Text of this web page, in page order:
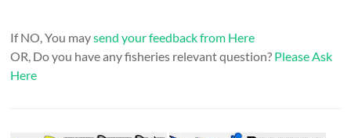
If NO, You maysend your feedback from Here
OR, Do you have any fisheries relevant question? Please Ask
Here